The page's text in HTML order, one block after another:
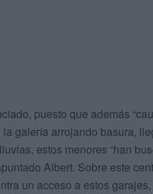
puesto que además
galería arrojando basura,
estos menores “han
Albert. Sobre este
un acceso a estos